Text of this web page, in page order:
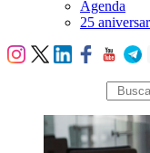
Agenda
25